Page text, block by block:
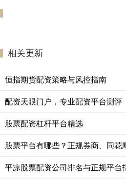
相关更新
恒指期货配资策略与风控指南
配资天眼门户，专业配资平台测评
股票配资杠杆平台精选
股票平台有哪些？正规券商、同花
平凉股票配资公司排名与正规平台